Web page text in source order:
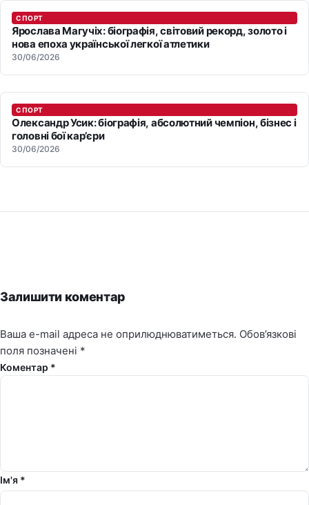
СПОРТ
Ярослава Магучіх: біографія, світовий рекорд, золото і
нова епоха української легкої атлетики
30/06/2026
СПОРТ
Олександр Усик: біографія, абсолютний чемпіон, бізнес і
головні бої кар’єри
30/06/2026
Залишити коментар
Ваша e-mail адреса не оприлюднюватиметься. Обов’язкові
поля позначені *
Коментар *
Ім'я *